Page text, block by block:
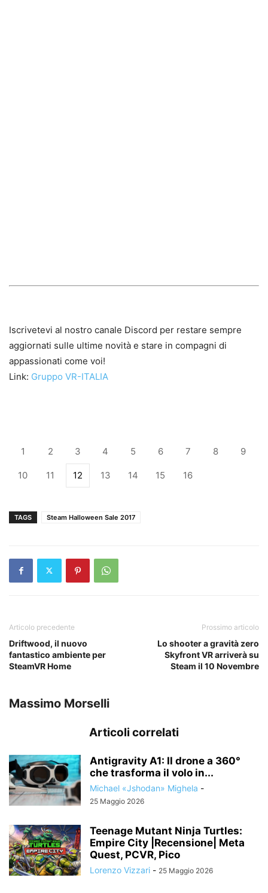
Iscrivetevi al nostro canale Discord per restare sempre
aggiornati sulle ultime novità e stare in compagni di
appassionati come voi!
Link: Gruppo VR-ITALIA
1 2 3 4 5 6 7 8 9
10 11 12 13 14 15 16
TAGS Steam Halloween Sale 2017
Articolo precedente
Driftwood, il nuovo
fantastico ambiente per
SteamVR Home
Prossimo articolo
Lo shooter a gravità zero
Skyfront VR arriverà su
Steam il 10 Novembre
Massimo Morselli
Articoli correlati
Antigravity A1: Il drone a 360°
che trasforma il volo in...
Michael «Jshodan» Mighela -
25 Maggio 2026
Teenage Mutant Ninja Turtles:
Empire City |Recensione| Meta
Quest, PCVR, Pico
Lorenzo Vizzari - 25 Maggio 2026